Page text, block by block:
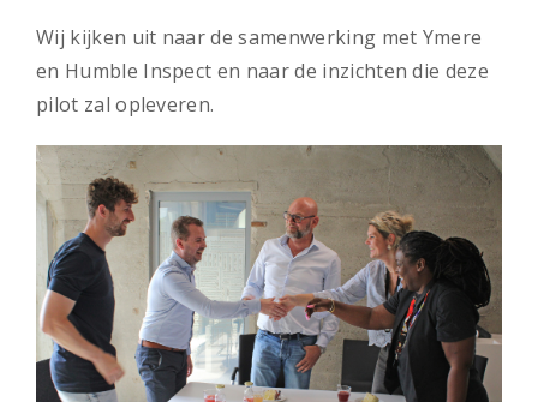
Wij kijken uit naar de samenwerking met Ymere
en Humble Inspect en naar de inzichten die deze
pilot zal opleveren.